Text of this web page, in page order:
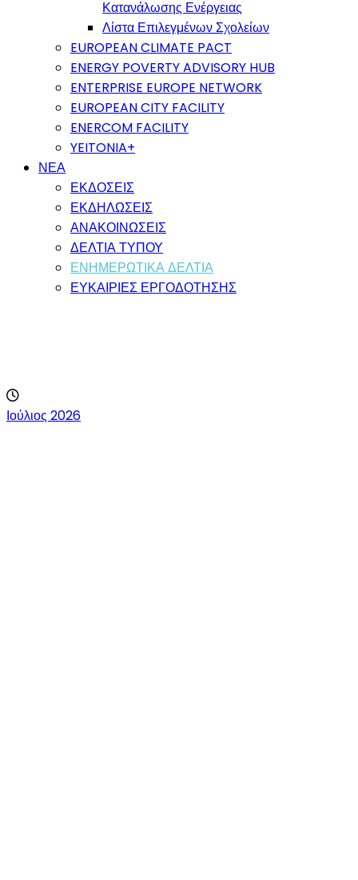
Κατανάλωσης Ενέργειας
Λίστα Επιλεγμένων Σχολείων
EUROPEAN CLIMATE PACT
ENERGY POVERTY ADVISORY HUB
ENTERPRISE EUROPE NETWORK
EUROPEAN CITY FACILITY
ENERCOM FACILITY
YEITONIA+
ΝΕΑ
ΕΚΔΟΣΕΙΣ
ΕΚΔΗΛΩΣΕΙΣ
ΑΝΑΚΟΙΝΩΣΕΙΣ
ΔΕΛΤΙΑ ΤΥΠΟΥ
ΕΝΗΜΕΡΩΤΙΚΑ ΔΕΛΤΙΑ
ΕΥΚΑΙΡΙΕΣ ΕΡΓΟΔΟΤΗΣΗΣ
Ιούλιος 2026